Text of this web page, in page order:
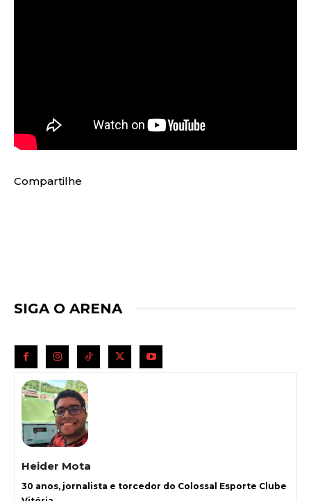
Compartilhe
SIGA O ARENA
Heider Mota
30 anos, jornalista e torcedor do Colossal Esporte Clube